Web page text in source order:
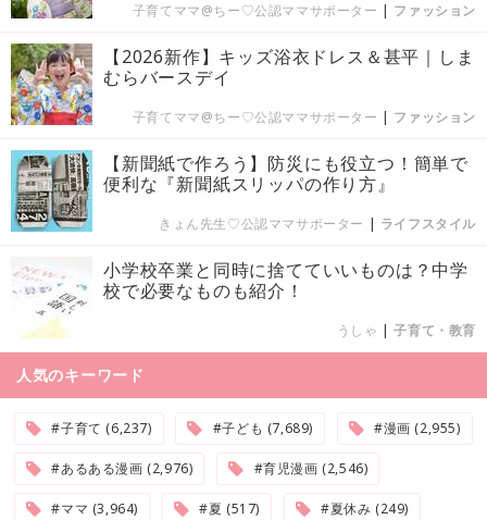
子育てママ@ちー♡公認ママサポーター ファッション
【2026新作】キッズ浴衣ドレス＆甚平｜しま
むらバースデイ
子育てママ@ちー♡公認ママサポーター ファッション
【新聞紙で作ろう】防災にも役立つ！簡単で
便利な『新聞紙スリッパの作り方』
きょん先生♡公認ママサポーター ライフスタイル
小学校卒業と同時に捨てていいものは？中学
校で必要なものも紹介！
うしゃ |子育て・教育
人気のキーワード
#子育て (6,237) #子ども (7,689) #漫画 (2,955)
#あるある漫画 (2,976) #育児漫画 (2,546)
#ママ (3,964) #夏 (517) #夏休み (249)